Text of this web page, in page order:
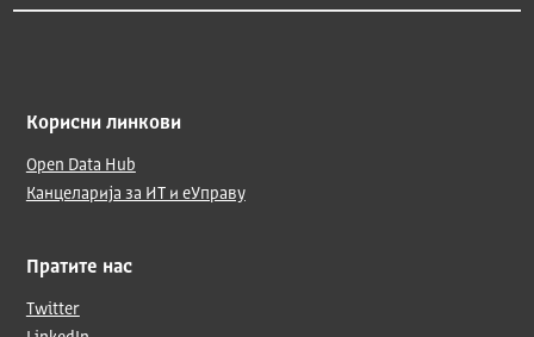
Корисни линкови
Open Data Hub
Канцеларија за ИТ и еУправу
Пратите нас
Twitter